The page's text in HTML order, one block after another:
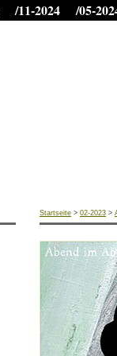
/11-2024 /05-
Startseite > 02-2023 >